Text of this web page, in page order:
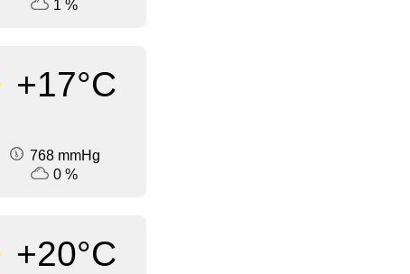
1 %
+17°C
768 mmHg
0 %
+20°C